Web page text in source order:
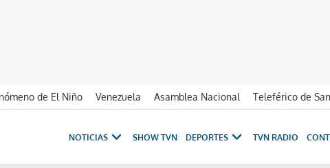
de El Niño Venezuela Asamblea Nacional Teleférico de
NOTICIAS SHOW TVN DEPORTES TVN RADIO